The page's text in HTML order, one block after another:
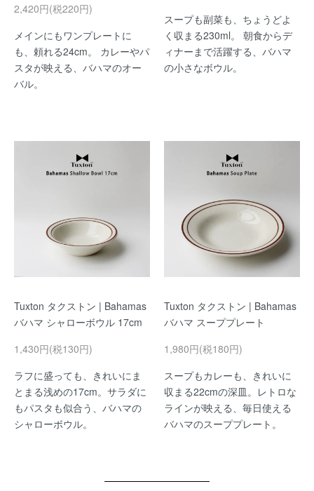
2,420円(税220円)
メインにもワンプレートに
も、頼れる24cm。 カレーやパ
スタが映える、バハマのオー
バル。
スープも副菜も、ちょうどよ
く収まる230ml。 朝食からデ
ィナーまで活躍する、バハマ
の小さなボウル。
Tuxton タクストン | Bahamas
バハマ シャローボウル 17cm
1,430円(税130円)
ラフに盛っても、きれいにま
とまる浅めの17cm。サラダに
もパスタも似合う、バハマの
シャローボウル。
Tuxton タクストン | Bahamas
バハマ スーププレート
1,980円(税180円)
スープもカレーも、きれいに
収まる22cmの深皿。レトロな
ラインが映える、毎日使える
バハマのスーププレート。